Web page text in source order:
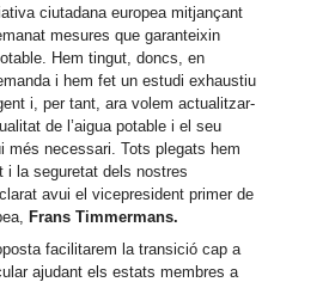
ciutadana europea mitjançant
mesures que garanteixin
Hem tingut, doncs, en
i hem fet un estudi exhaustiu
i, per tant, ara volem actualitzar-
de l’aigua potable i el seu
més necessari. Tots plegats hem
i la seguretat dels nostres
avui el vicepresident primer de
Frans Timmermans.
facilitarem la transició cap a
ajudant els estats membres a